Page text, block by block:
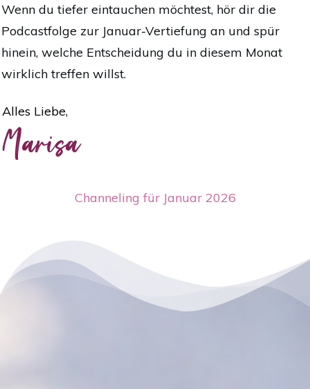
Wenn du tiefer eintauchen möchtest, hör dir die
Podcastfolge zur Januar-Vertiefung an und spür
hinein, welche Entscheidung du in diesem Monat
wirklich treffen willst.
Alles Liebe,
Marisa
Channeling für Januar 2026